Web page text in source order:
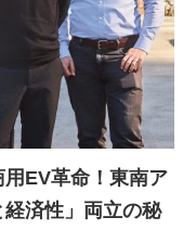
EV革命！東南ア
済性」両立の秘